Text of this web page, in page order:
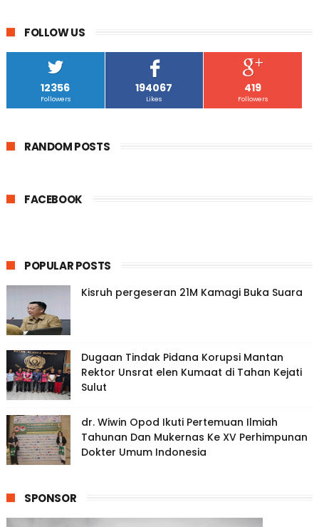
FOLLOW US
12356
Followers
194067
Likes
419
Followers
RANDOM POSTS
FACEBOOK
POPULAR POSTS
Kisruh pergeseran 21M Kamagi Buka Suara
Dugaan Tindak Pidana Korupsi Mantan
Rektor Unsrat elen Kumaat di Tahan Kejati
Sulut
dr. Wiwin Opod Ikuti Pertemuan Ilmiah
Tahunan Dan Mukernas Ke XV Perhimpunan
Dokter Umum Indonesia
SPONSOR